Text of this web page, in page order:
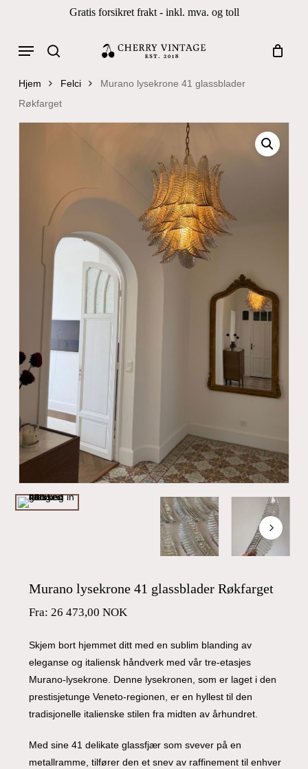
content
Gratis forsikret frakt - inkl. mva. og toll
Products search
Menu
Hjem Felci
Murano lysekrone 41 glassblader
Røkfarget
Murano lysekrone 41 glassblader Røkfarget
Fra: 26 473,00 NOK
Skjem bort hjemmet ditt med en sublim blanding av
eleganse og italiensk håndverk med vår tre-etasjes
Murano-lysekrone. Denne lysekronen, som er laget i den
prestisjetunge Veneto-regionen, er en hyllest til den
tradisjonelle italienske stilen fra midten av århundret.
Med sine 41 delikate glassfjær som svever på en
metallramme, tilfører den et snev av raffinement til enhver